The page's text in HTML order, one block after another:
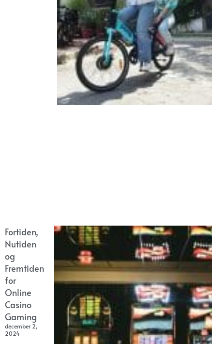
Fortiden,
Nutiden
og
Fremtiden
for
Online
Casino
Gaming
december 2,
2024